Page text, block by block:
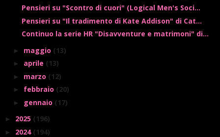
Pensieri su "Scontro di cuori" (Logical Men's Soci...
Pensieri su "Il tradimento di Kate Addison" di Cat...
Continuo la serie HR "Disavventure e matrimoni" di...
► maggio (13)
► aprile (13)
► marzo (12)
► febbraio (20)
► gennaio (17)
► 2025 (196)
► 2024 (194)